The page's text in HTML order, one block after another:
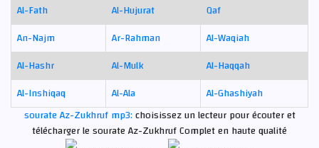
Al-Fath
Al-Hujurat
Qaf
An-Najm
Ar-Rahman
Al-Waqiah
Al-Hashr
Al-Mulk
Al-Haqqah
Al-Inshiqaq
Al-Ala
Al-Ghashiyah
sourate Az-Zukhruf mp3:choisissez un lecteur pour écouter et
télécharger le sourate Az-Zukhruf Complet en haute qualité